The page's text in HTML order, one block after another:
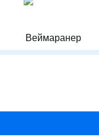
Веймаранер